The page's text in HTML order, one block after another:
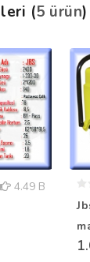
(5 ürün)
4.49 B